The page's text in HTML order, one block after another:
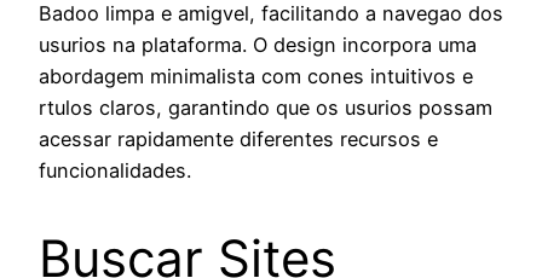
Badoo limpa e amigvel, facilitando a navegao dos
usurios na plataforma. O design incorpora uma
abordagem minimalista com cones intuitivos e
rtulos claros, garantindo que os usurios possam
acessar rapidamente diferentes recursos e
funcionalidades.
Buscar Sites